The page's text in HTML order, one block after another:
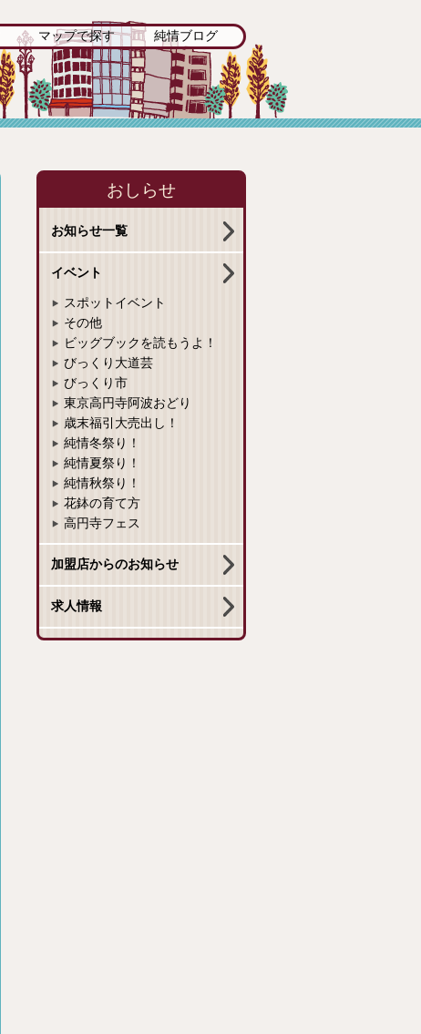
マップで探す 純情ブログ
おしらせ
お知らせ一覧
イベント
スポットイベント
その他
ビッグブックを読もうよ！
びっくり大道芸
びっくり市
東京高円寺阿波おどり
歳末福引大売出し！
純情冬祭り！
純情夏祭り！
純情秋祭り！
花鉢の育て方
高円寺フェス
加盟店からのお知らせ
求人情報